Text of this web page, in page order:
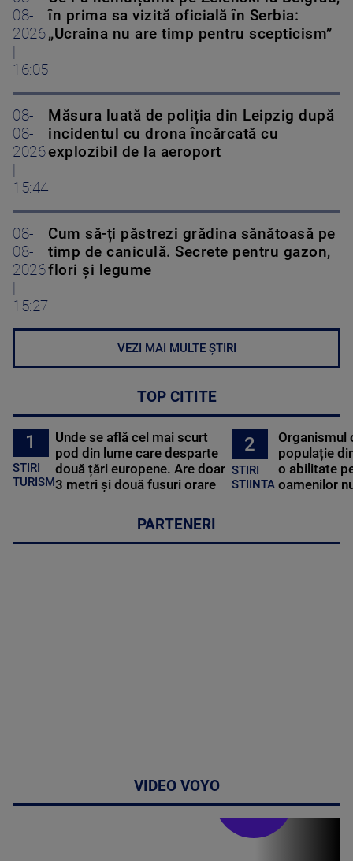
08-
2026
16:05
în prima sa vizită oficială în Serbia:
„Ucraina nu are timp pentru scepticism”
08-
08-
2026
15:44
Măsura luată de poliția din Leipzig după
incidentul cu drona încărcată cu
explozibil de la aeroport
08-
08-
2026
15:27
Cum să-ți păstrezi grădina sănătoasă pe
timp de caniculă. Secrete pentru gazon,
flori și legume
VEZI MAI MULTE ȘTIRI
TOP CITITE
1
STIRI
TURISM
Unde se află cel mai scurt
pod din lume care desparte
două țări europene. Are doar
3 metri și două fusuri orare
2
STIRI
STIINTA
Organismul
populație
o abilitate
oamenilor
PARTENERI
VIDEO VOYO